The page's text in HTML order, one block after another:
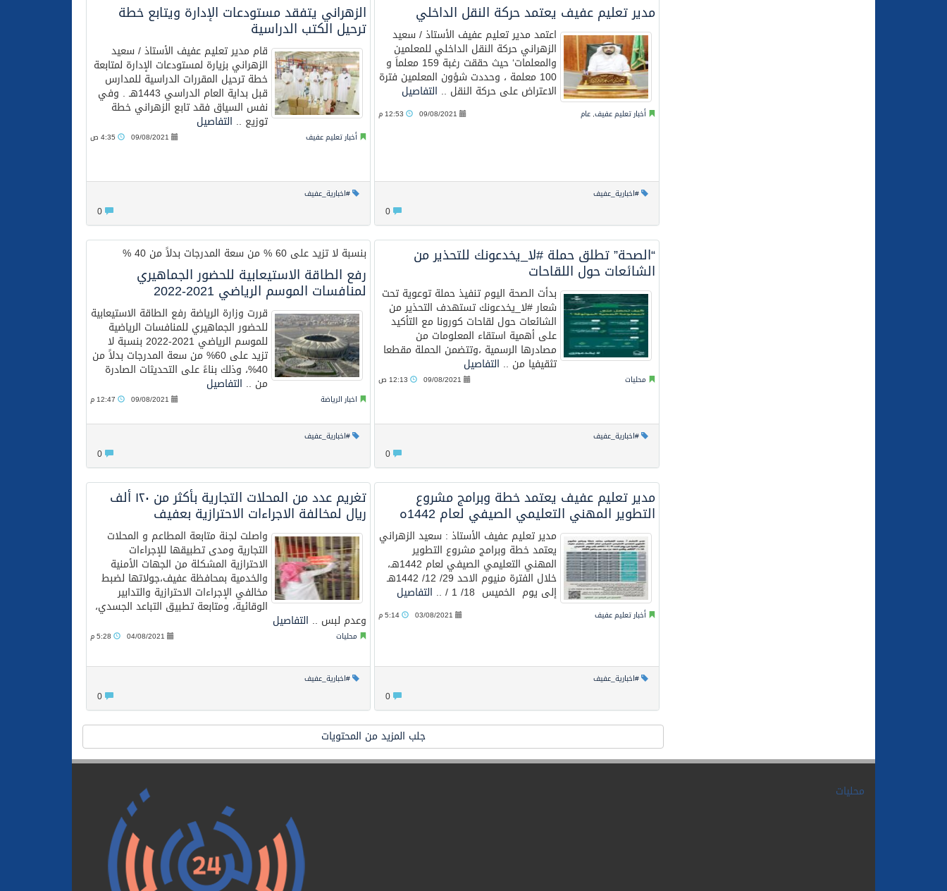
الزهراني يتفقد مستودعات الإدارة ويتابع خطة
ترحيل الكتب الدراسية
قام مدير تعليم عفيف الأستاذ / سعيد
الزهراني بزيارة لمستودعات الإدارة لمتابعة
خطة ترحيل المقررات الدراسية للمدارس
قبل بداية العام الدراسي 1443هـ . وفي
نفس السياق فقد تابع الزهراني خطة
توزيع .. التفاصيل
أخبار تعليم عفيف 09/08/2021
#اخبارية_عفيف
مدير تعليم عفيف يعتمد حركة النقل الداخلي
اعتمد مدير تعليم عفيف الأستاذ / سعيد
الزهراني حركة النقل الداخلي للمعلمين
والمعلمات‘ حيث حققت رغبة 159 معلماَ و
100 معلمة ، وحددت شؤون المعلمين فترة
الاعتراض على حركة النقل .. التفاصيل
أخبار تعليم عفيف,عام 09/08/2021 12:53 م
#اخبارية_عفيف
0
بنسبة لا تزيد على 60 % من سعة المدرجات بدلاً من 40 %
رفع الطاقة الاستيعابية للحضور الجماهيري
لمنافسات الموسم الرياضي 2021-2022
قررت وزارة الرياضة رفع الطاقة الاستيعابية
للحضور الجماهيري للمنافسات الرياضية
للموسم الرياضي 2021-2022 بنسبة لا
تزيد على 60% من سعة المدرجات بدلاً من
40%، وذلك بناءً على التحديثات الصادرة
من .. التفاصيل
اخبار الرياضة 09/08/2021
#اخبارية_عفيف
“الصحة” تطلق حملة #لا_يخدعونك للتحذير من
الشائعات حول اللقاحات
بدأت الصحة اليوم تنفيذ حملة توعوية تحت
شعار #لا_يخدعونك تستهدف التحذير من
الشائعات حول لقاحات كورونا مع التأكيد
على أهمية استقاء المعلومات من
مصادرها الرسمية ،وتتضمن الحملة مقطعا
تثقيفيا من .. التفاصيل
محليات 09/08/2021 12:13 ص
#اخبارية_عفيف
0
تغريم عدد من المحلات التجارية بأكثر من ١٢٠ ألف
ريال لمخالفة الاجراءات الاحترازية بعفيف
واصلت لجنة متابعة المطاعم و المحلات
التجارية ومدى تطبيقها للإجراءات
الاحترازية المشكلة من الجهات الأمنية
والخدمية بمحافظة عفيف،جولاتها لضبط
مخالفي الإجراءات الاحترازية والتدابير
الوقائية، ومتابعة تطبيق التباعد الجسدي،
وعدم لبس .. التفاصيل
محليات 04/08/2021
#اخبارية_عفيف
مدير تعليم ‫عفيف‬ يعتمد خطة وبرامج مشروع
التطوير المهني التعليمي الصيفي لعام 1442ه
‏مدير ⁧‫تعليم عفيف‬⁩ الأستاذ : سعيد الزهراني
يعتمد خطة وبرامج مشروع التطوير
المهني التعليمي الصيفي لعام 1442هـ،
خلال الفترة منيوم الاحد 29/ 12/ 1442هـ
إلى يوم الخميس ‏ 18/ 1 / .. التفاصيل
أخبار تعليم عفيف 03/08/2021 5:14 م
#اخبارية_عفيف
0
جلب المزيد من المحتويات
محليات